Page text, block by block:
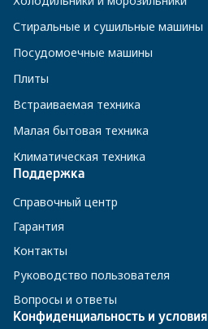
Стиральные и сушильные машины
Посудомоечные машины
Плиты
Встраиваемая техника
Малая бытовая техника
Климатическая техника
Поддержка
Справочный центр
Гарантия
Контакты
Руководство пользователя
Вопросы и ответы
Конфиденциальность и условия